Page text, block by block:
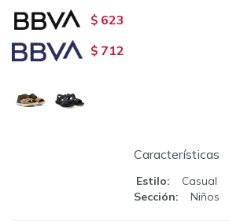
$ 623
$ 712
Características
Estilo
Casual
Sección
Niños